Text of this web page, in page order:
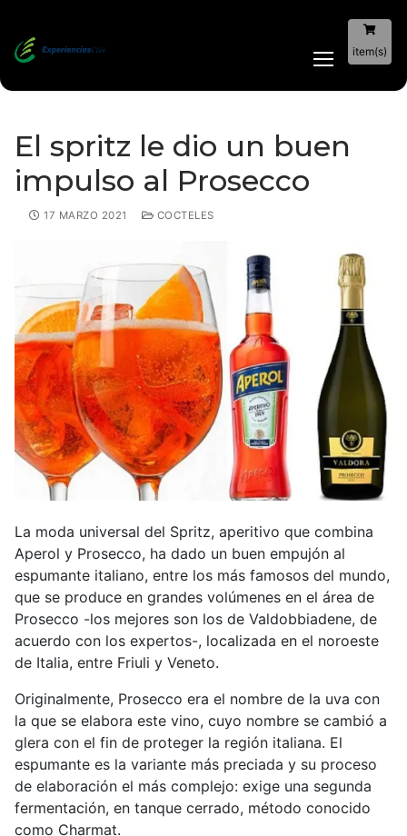
item(s)
El spritz le dio un buen
impulso al Prosecco
17 MARZO 2021 COCTELES
La moda universal del Spritz, aperitivo que combina
Aperol y Prosecco, ha dado un buen empujón al
espumante italiano, entre los más famosos del mundo,
que se produce en grandes volúmenes en el área de
Prosecco -los mejores son los de Valdobbiadene, de
acuerdo con los expertos-, localizada en el noroeste
de Italia, entre Friuli y Veneto.
Originalmente, Prosecco era el nombre de la uva con
la que se elabora este vino, cuyo nombre se cambió a
glera con el fin de proteger la región italiana. El
espumante es la variante más preciada y su proceso
de elaboración el más complejo: exige una segunda
fermentación, en tanque cerrado, método conocido
como Charmat.